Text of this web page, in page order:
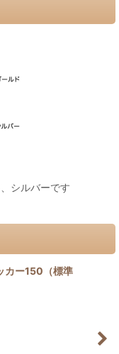
シルバーです
カー150（標準